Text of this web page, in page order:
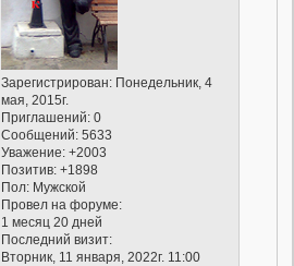
Зарегистрирован: Понедельник, 4
мая, 2015г.
Приглашений: 0
Сообщений: 5633
Уважение: +2003
Позитив: +1898
Пол: Мужской
Провел на форуме:
1 месяц 20 дней
Последний визит:
Вторник, 11 января, 2022г. 11:00